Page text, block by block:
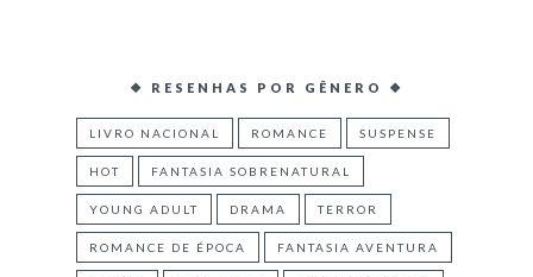
❖ RESENHAS POR GÊNERO ❖
LIVRO NACIONAL ROMANCE SUSPENSE
HOT FANTASIA SOBRENATURAL
YOUNG ADULT DRAMA TERROR
ROMANCE DE ÉPOCA FANTASIA AVENTURA